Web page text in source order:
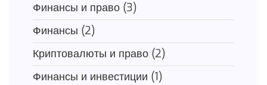
Финансы и право (3)
Финансы (2)
Криптовалюты и право (2)
Финансы и инвестиции (1)